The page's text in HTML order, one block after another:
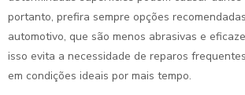
portanto, prefira sempre opções
automotivo, que são menos abrasivas e
isso evita a necessidade de reparos
em condições ideais por mais tempo.